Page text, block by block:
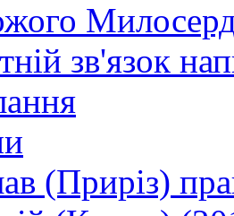
зв'язок
(Приріз)